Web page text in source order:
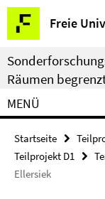
Springe
direkt
zu
Inhalt
Freie
Service-
Navigation
Räumen
MENÜ
Startseite
Teilprojekt D1
Ellersiek